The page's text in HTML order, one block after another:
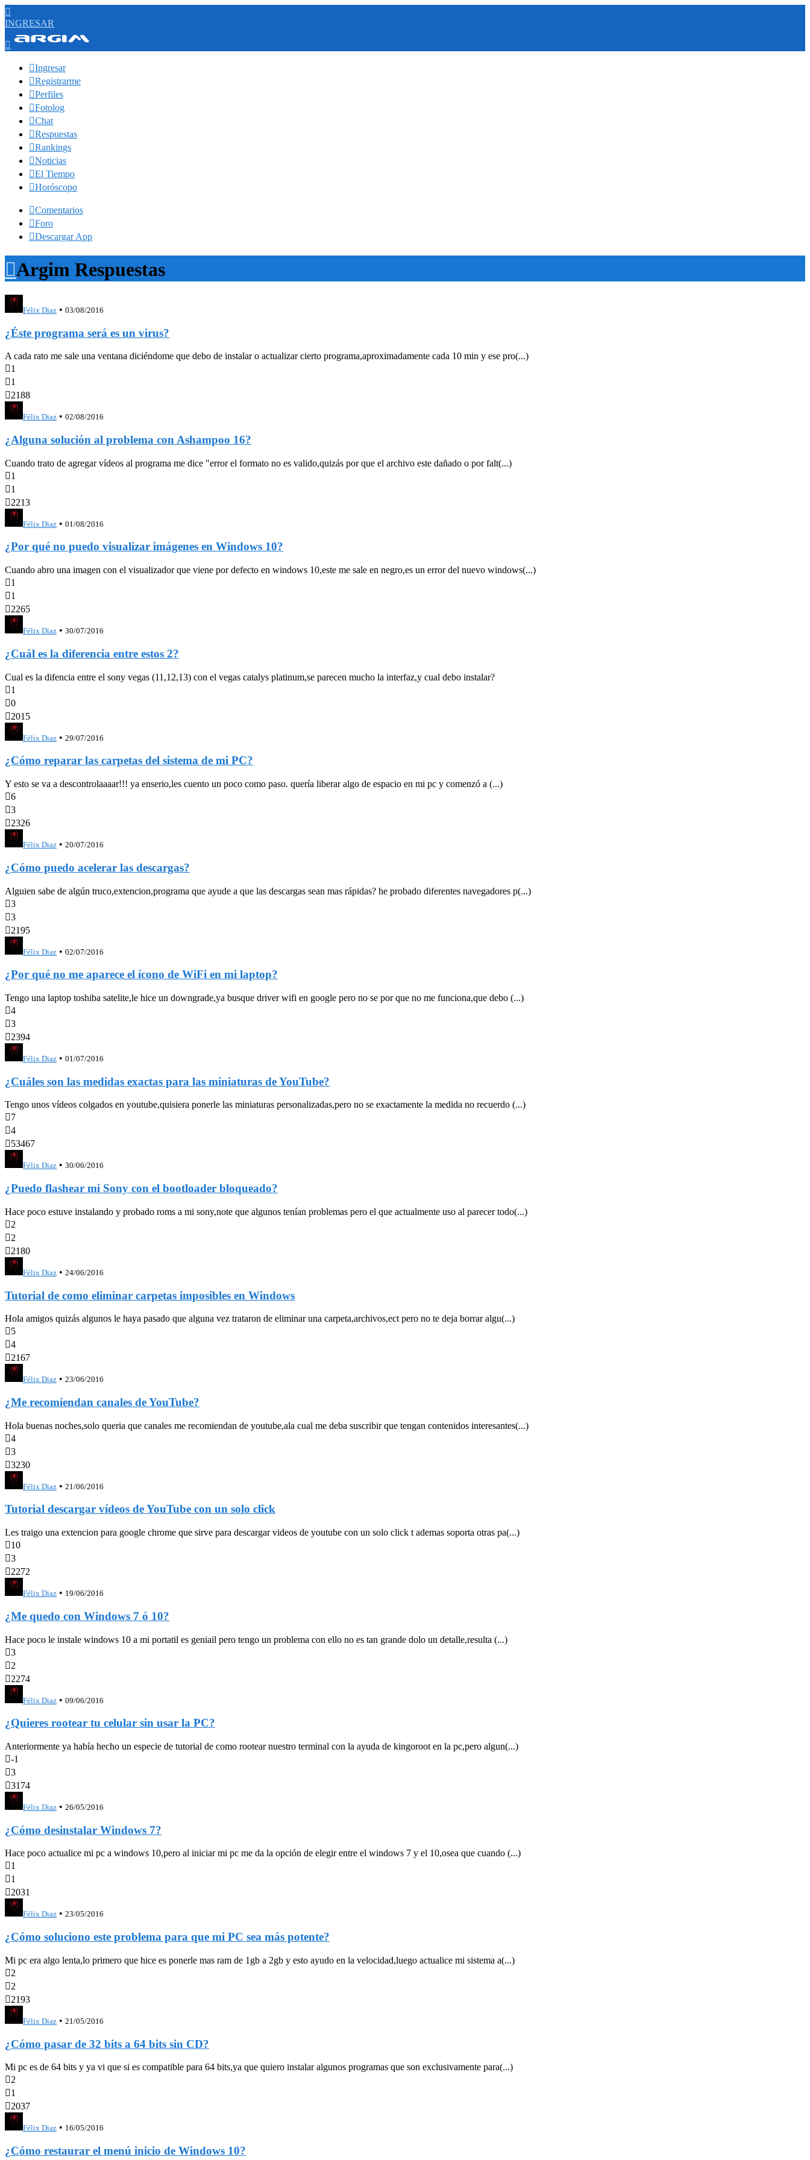

INGRESAR

Ingresar
Registrarme
Perfiles
Fotolog
Chat
Respuestas
Rankings
Noticias
El Tiempo
Horóscopo
Comentarios
Foro
Descargar App
Argim Respuestas
Félix Diaz • 03/08/2016
¿Éste programa será es un virus?
A cada rato me sale una ventana diciéndome que debo de instalar o actualizar cierto programa,aproximadamente cada 10 min y ese pro(...)
1
1
2188
Félix Diaz • 02/08/2016
¿Alguna solución al problema con Ashampoo 16?
Cuando trato de agregar vídeos al programa me dice "error el formato no es valido,quizás por que el archivo este dañado o por falt(...)
1
1
2213
Félix Diaz • 01/08/2016
¿Por qué no puedo visualizar imágenes en Windows 10?
Cuando abro una imagen con el visualizador que viene por defecto en windows 10,este me sale en negro,es un error del nuevo windows(...)
1
1
2265
Félix Diaz • 30/07/2016
¿Cuál es la diferencia entre estos 2?
Cual es la difencia entre el sony vegas (11,12,13) con el vegas catalys platinum,se parecen mucho la interfaz,y cual debo instalar?
1
0
2015
Félix Diaz • 29/07/2016
¿Cómo reparar las carpetas del sistema de mi PC?
Y esto se va a descontrolaaaar!!! ya enserio,les cuento un poco como paso. quería liberar algo de espacio en mi pc y comenzó a (...)
6
3
2326
Félix Diaz • 20/07/2016
¿Cómo puedo acelerar las descargas?
Alguien sabe de algún truco,extencion,programa que ayude a que las descargas sean mas rápidas? he probado diferentes navegadores p(...)
3
3
2195
Félix Diaz • 02/07/2016
¿Por qué no me aparece el ícono de WiFi en mi laptop?
Tengo una laptop toshiba satelite,le hice un downgrade,ya busque driver wifi en google pero no se por que no me funciona,que debo (...)
4
3
2394
Félix Diaz • 01/07/2016
¿Cuáles son las medidas exactas para las miniaturas de YouTube?
Tengo unos vídeos colgados en youtube,quisiera ponerle las miniaturas personalizadas,pero no se exactamente la medida no recuerdo (...)
7
4
53467
Félix Diaz • 30/06/2016
¿Puedo flashear mi Sony con el bootloader bloqueado?
Hace poco estuve instalando y probado roms a mi sony,note que algunos tenían problemas pero el que actualmente uso al parecer todo(...)
2
2
2180
Félix Diaz • 24/06/2016
Tutorial de como eliminar carpetas imposibles en Windows
Hola amigos quizás algunos le haya pasado que alguna vez trataron de eliminar una carpeta,archivos,ect pero no te deja borrar algu(...)
5
4
2167
Félix Diaz • 23/06/2016
¿Me recomiendan canales de YouTube?
Hola buenas noches,solo queria que canales me recomiendan de youtube,ala cual me deba suscribir que tengan contenidos interesantes(...)
4
3
3230
Félix Diaz • 21/06/2016
Tutorial descargar vídeos de YouTube con un solo click
Les traigo una extencion para google chrome que sirve para descargar videos de youtube con un solo click t ademas soporta otras pa(...)
10
3
2272
Félix Diaz • 19/06/2016
¿Me quedo con Windows 7 ó 10?
Hace poco le instale windows 10 a mi portatil es geniail pero tengo un problema con ello no es tan grande dolo un detalle,resulta (...)
3
2
2274
Félix Diaz • 09/06/2016
¿Quieres rootear tu celular sin usar la PC?
Anteriormente ya había hecho un especie de tutorial de como rootear nuestro terminal con la ayuda de kingoroot en la pc,pero algun(...)
-1
3
3174
Félix Diaz • 26/05/2016
¿Cómo desinstalar Windows 7?
Hace poco actualice mi pc a windows 10,pero al iniciar mi pc me da la opción de elegir entre el windows 7 y el 10,osea que cuando (...)
1
1
2031
Félix Diaz • 23/05/2016
¿Cómo soluciono este problema para que mi PC sea más potente?
Mi pc era algo lenta,lo primero que hice es ponerle mas ram de 1gb a 2gb y esto ayudo en la velocidad,luego actualice mi sistema a(...)
2
2
2193
Félix Diaz • 21/05/2016
¿Cómo pasar de 32 bits a 64 bits sin CD?
Mi pc es de 64 bits y ya vi que si es compatible para 64 bits,ya que quiero instalar algunos programas que son exclusivamente para(...)
2
1
2037
Félix Diaz • 16/05/2016
¿Cómo restaurar el menú inicio de Windows 10?